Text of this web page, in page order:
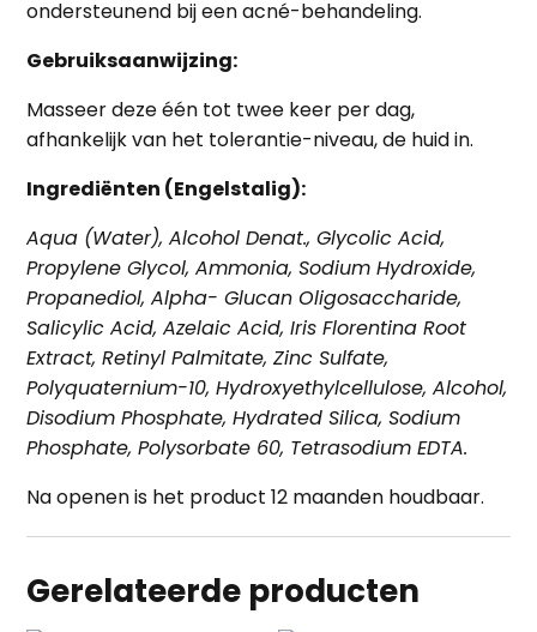
ondersteunend bij eenacné-behandeling.
Gebruiksaanwijzing:
Masseer deze één tot twee keer per dag,
afhankelijk van het tolerantie-niveau, de huid in.
Ingrediënten (Engelstalig):
Aqua (Water), Alcohol Denat., Glycolic Acid,
Propylene Glycol, Ammonia, Sodium Hydroxide,
Propanediol, Alpha- Glucan Oligosaccharide,
Salicylic Acid, Azelaic Acid, Iris Florentina Root
Extract, Retinyl Palmitate, Zinc Sulfate,
Polyquaternium-10, Hydroxyethylcellulose, Alcohol,
Disodium Phosphate, Hydrated Silica, Sodium
Phosphate, Polysorbate 60, Tetrasodium EDTA.
Na openen is het product 12 maanden houdbaar.
Gerelateerde producten